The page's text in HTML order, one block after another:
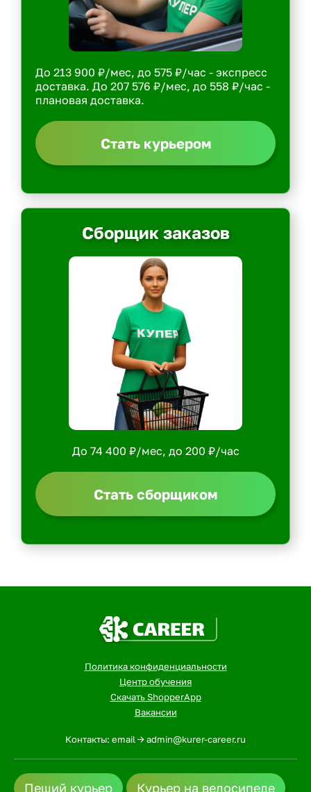
До 213 900 ₽/мес, до 575 ₽/час - экспресс
доставка. До 207 576 ₽/мес, до 558 ₽/час -
плановая доставка.
Стать курьером
Сборщик заказов
До 74 400 ₽/мес, до 200 ₽/час
Стать сборщиком
Политика конфиденциальности
Центр обучения
Скачать ShopperApp
Вакансии
Контакты: email -> admin@kurer-career.ru
Пеший курьер Курьер на велосипеде